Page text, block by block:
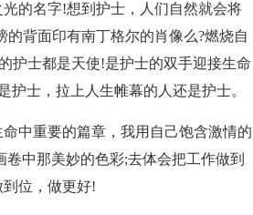
的名字!想到护士，人们自然就会将
背面印有南丁格尔的肖像么?燃烧自
护士都是天使!是护士的双手迎接生命
士，拉上人生帷幕的人还是护士。
中重要的篇章，我用自己饱含激情的
中那美妙的色彩;去体会把工作做到
位，做更好!